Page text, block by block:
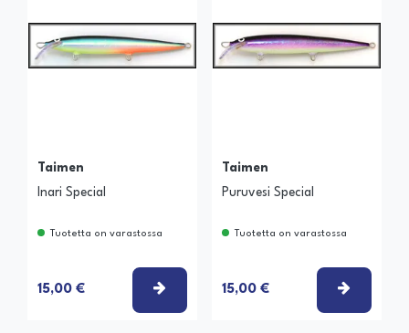
Taimen
Inari Special
Tuotetta on varastossa
15,00 € VALITSE VAIHTOEHTO
Taimen
Puruvesi Special
Tuotetta on varastossa
15,00 €